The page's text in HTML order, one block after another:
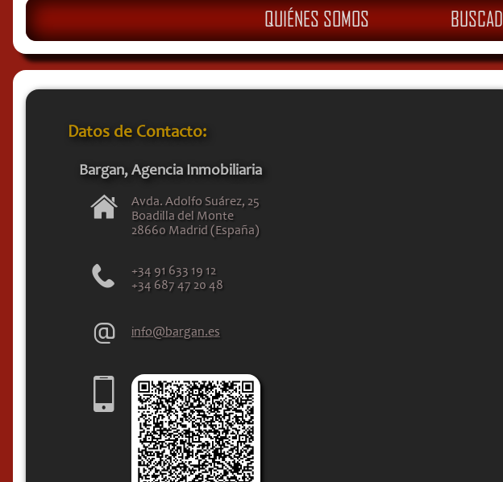
QUIÉNES SOMOS
Datos de Contacto:
Bargan, Agencia Inmobiliaria
Avda. Adolfo Suárez, 25
Boadilla del Monte
28660 Madrid (España)
+34 91 633 19 12
+34 687 47 20 48
info@bargan.es